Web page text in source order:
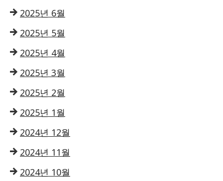
2025년 6월
2025년 5월
2025년 4월
2025년 3월
2025년 2월
2025년 1월
2024년 12월
2024년 11월
2024년 10월